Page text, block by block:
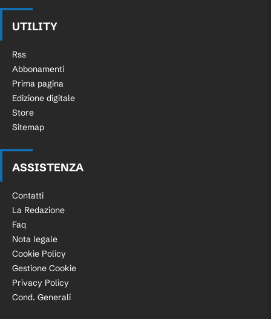
UTILITY
Rss
Abbonamenti
Prima pagina
Edizione digitale
Store
Sitemap
ASSISTENZA
Contatti
La Redazione
Faq
Nota legale
Cookie Policy
Gestione Cookie
Privacy Policy
Cond. Generali